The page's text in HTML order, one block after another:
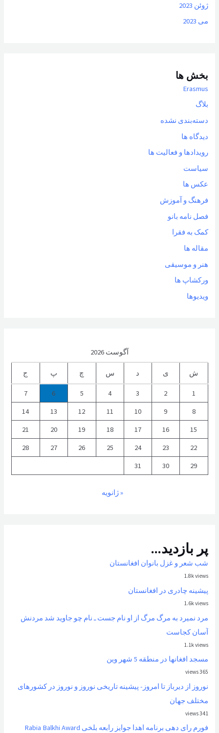
ژوئن 2023
می 2023
بخش ها
Erasmus
بلاگ
دسته‌بندی نشده
دیدگاه ها
رویدادها و فعالیت ها
سیاست
عکس ها
فرهنگ و آموزش
فصل نامه بانو
کمک به فقرا
مقاله ها
هنر و موسیقی
ورکشاپ ها
ویدیوها
آگوست 2026
ش ی د س چ پ ج
1
2
3
4
5
6
7
8
9
10
11
12
13
14
15
16
17
18
19
20
21
22
23
24
25
26
27
28
29
30
31
« ژانویه
پر بازدید...
شب شعر و غزل بانوان افغانستان
1.8k views
پیشینه چادری در افغانستان
1.6k views
مرد نمیرد به مرگ مرگ از او نام جست ـ نام چو جاوید شد مردنش
آسان کجاست
1.1k views
مسجد افغانها در منطقه 5 شهر وین
365 views
نوروز از ديرباز تا امروز- پیشینه تاریخی نوروز و نوروز در کشورهای
مختلف جهان
341 views
فورم رای دهی برنامه اهدا جوایز رابعه بلخی Rabia Balkhi Award